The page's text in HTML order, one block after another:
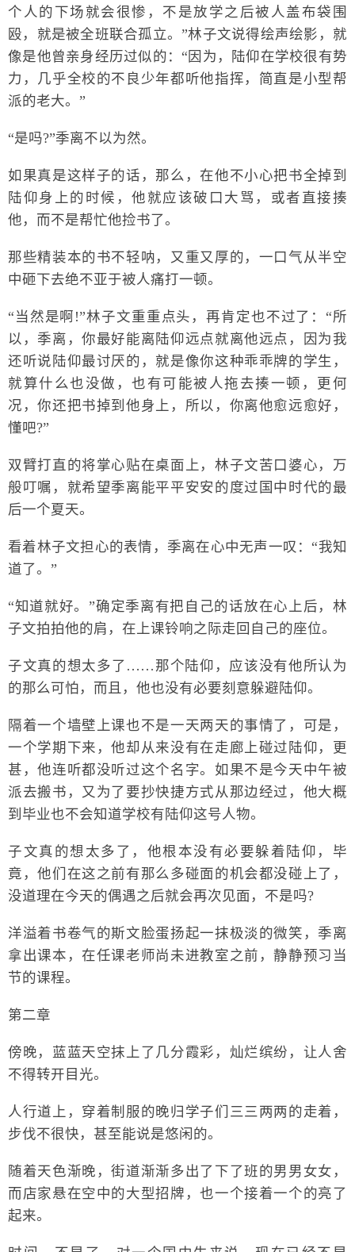
个人的下场就会很惨，不是放学之后被人盖布袋围
殴，就是被全班联合孤立。”林子文说得绘声绘影，就
像是他曾亲身经历过似的：“因为，陆仰在学校很有势
力，几乎全校的不良少年都听他指挥，简直是小型帮
派的老大。”
“是吗?”季离不以为然。
如果真是这样子的话，那么，在他不小心把书全掉到
陆仰身上的时候，他就应该破口大骂，或者直接揍
他，而不是帮忙他捡书了。
那些精装本的书不轻呐，又重又厚的，一口气从半空
中砸下去绝不亚于被人痛打一顿。
“当然是啊!”林子文重重点头，再肯定也不过了：“所
以，季离，你最好能离陆仰远点就离他远点，因为我
还听说陆仰最讨厌的，就是像你这种乖乖牌的学生，
就算什么也没做，也有可能被人拖去揍一顿，更何
况，你还把书掉到他身上，所以，你离他愈远愈好，
懂吧?”
双臂打直的将掌心贴在桌面上，林子文苦口婆心，万
般叮嘱，就希望季离能平平安安的度过国中时代的最
后一个夏天。
看着林子文担心的表情，季离在心中无声一叹：“我知
道了。”
“知道就好。”确定季离有把自己的话放在心上后，林
子文拍拍他的肩，在上课铃响之际走回自己的座位。
子文真的想太多了……那个陆仰，应该没有他所认为
的那么可怕，而且，他也没有必要刻意躲避陆仰。
隔着一个墙壁上课也不是一天两天的事情了，可是，
一个学期下来，他却从来没有在走廊上碰过陆仰，更
甚，他连听都没听过这个名字。如果不是今天中午被
派去搬书，又为了要抄快捷方式从那边经过，他大概
到毕业也不会知道学校有陆仰这号人物。
子文真的想太多了，他根本没有必要躲着陆仰，毕
竟，他们在这之前有那么多碰面的机会都没碰上了，
没道理在今天的偶遇之后就会再次见面，不是吗?
洋溢着书卷气的斯文脸蛋扬起一抹极淡的微笑，季离
拿出课本，在任课老师尚未进教室之前，静静预习当
节的课程。
第二章
傍晚，蓝蓝天空抹上了几分霞彩，灿烂缤纷，让人舍
不得转开目光。
人行道上，穿着制服的晚归学子们三三两两的走着，
步伐不很快，甚至能说是悠闲的。
随着天色渐晚，街道渐渐多出了下了班的男男女女，
而店家悬在空中的大型招牌，也一个接着一个的亮了
起来。